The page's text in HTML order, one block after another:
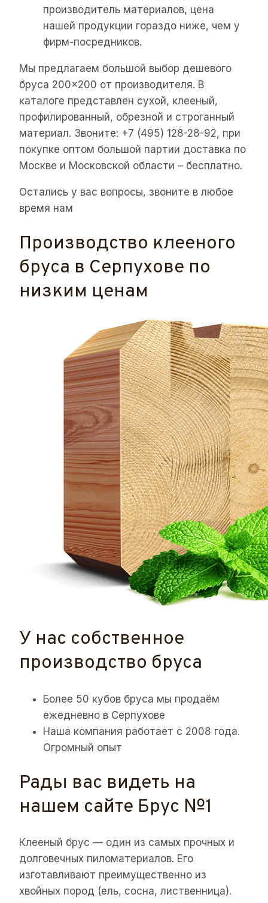
производитель материалов, цена
нашей продукции гораздо ниже, чем у
фирм-посредников.
Мы предлагаем большой выбор дешевого
бруса 200×200 от производителя. В
каталоге представлен сухой, клееный,
профилированный, обрезной и строганный
материал. Звоните: +7 (495) 128-28-92, при
покупке оптом большой партии доставка по
Москве и Московской области – бесплатно.
Остались у вас вопросы, звоните в любое
время нам
Производство клееного
бруса в Серпухове по
низким ценам
У нас собственное
производство бруса
Более 50 кубов бруса мы продаём
ежедневно в Серпухове
Наша компания работает с 2008 года.
Огромный опыт
Рады вас видеть на
нашем сайте Брус №1
Клееный брус — один из самых прочных и
долговечных пиломатериалов. Его
изготавливают преимущественно из
хвойных пород (ель, сосна, лиственница).